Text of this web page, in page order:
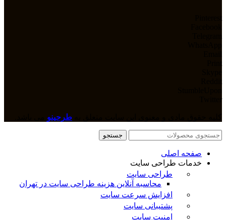
طرحینو
جستجو
صفحه اصلی
خدمات طراحی سایت
طراحی سایت
محاسبه آنلاین هزینه طراحی سایت در تهران
افزایش سرعت سایت
پشتیبانی سایت
امنیت سایت